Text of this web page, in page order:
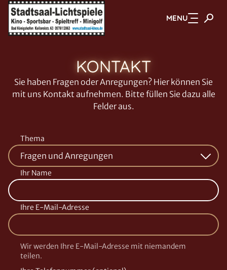
Zum Hauptinhalt springen MENU
KONTAKT
Sie haben Fragen oder Anregungen? Hier können Sie
mit uns Kontakt aufnehmen. Bitte füllen Sie dazu alle
Felder aus.
Thema
Ihr Name
Ihre E-Mail-Adresse
Wir werden Ihre E-Mail-Adresse mit niemandem
teilen.